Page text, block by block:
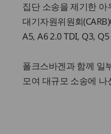
집단 소송을 제기한 아
대기자원위원회
A5, A6 2.0 TDI, Q3,
폴크스바겐과 함께 일
모여 대규모 소송에